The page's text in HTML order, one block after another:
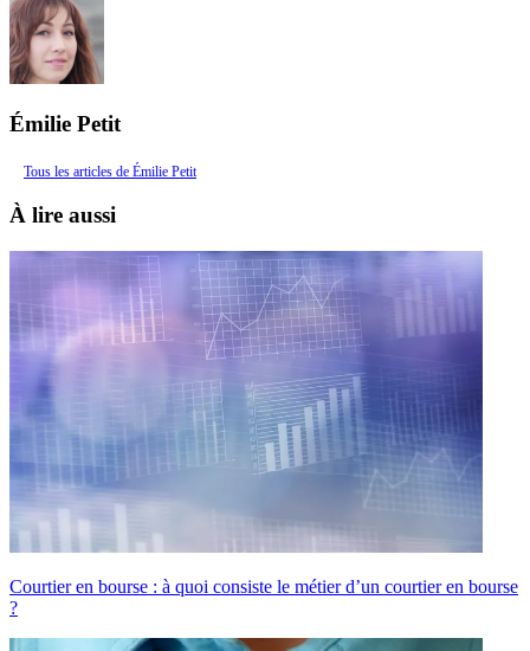
Émilie Petit
Tous les articles de Émilie Petit
À lire aussi
Courtier en bourse : à quoi consiste le métier d’un courtier en bourse
?